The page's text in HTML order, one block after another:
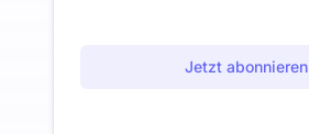
Jetzt abonnieren